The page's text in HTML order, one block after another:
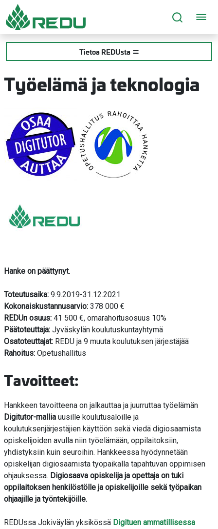
Siirry sivusisältöön
Tietoa REDUsta
Työelämä ja teknologia
Hanke on päättynyt.
Toteutusaika: 9.9.2019-31.12.2021
Kokonaiskustannusarvio: 378 000 €
REDUn osuus: 41 500 €, omarahoitusosuus 10%
Päätoteuttaja: Jyväskylän koulutuskuntayhtymä
Osatoteuttajat: REDU ja 9 muuta koulutuksen järjestäjää
Rahoitus: Opetushallitus
Tavoitteet:
Hankkeen tavoitteena on jalkauttaa ja juurruttaa työelämän
Digitutor-mallia uusille koulutusaloille ja
koulutuksenjärjestäjien käyttöön sekä viedä digiosaamista
opiskelijoiden avulla niin työelämään, oppilaitoksiin,
yhdistyksiin kuin seuroihin. Hankkeessa hyödynnetään
opiskelijan digiosaamista työpaikalla tapahtuvan oppimisen
ohjauksessa. Digiosaava opiskelija ja opettaja on tuki
oppilaitoksen henkilöstölle ja opiskelijoille sekä työpaikan
ohjaajille ja työntekijöille.
REDUssa Jokiväylän yksikössä Digituen ammatillisessa